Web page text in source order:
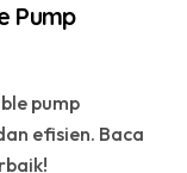
Pump
efisien. Baca